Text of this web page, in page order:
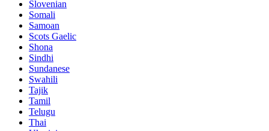
Slovenian
Somali
Samoan
Scots Gaelic
Shona
Sindhi
Sundanese
Swahili
Tajik
Tamil
Telugu
Thai